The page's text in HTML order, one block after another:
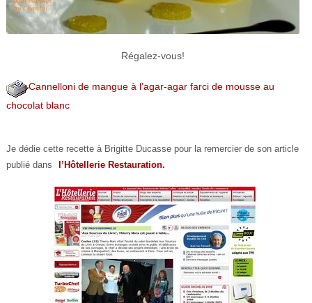
Régalez-vous!
Cannelloni de mangue à l’agar-agar farci de mousse au
chocolat blanc
Je dédie cette recette à Brigitte Ducasse pour la remercier de son article
publié dans
l’Hôtellerie Restauration.